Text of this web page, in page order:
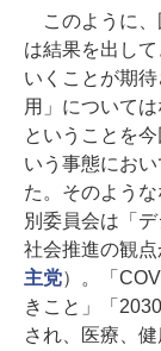
このように、
は結果を出し
いくことが期
用」について
ということを
いう事態にお
た。そのよう
別委員会は「
社会推進の観
主党）。「
きこと」「
され、医療、